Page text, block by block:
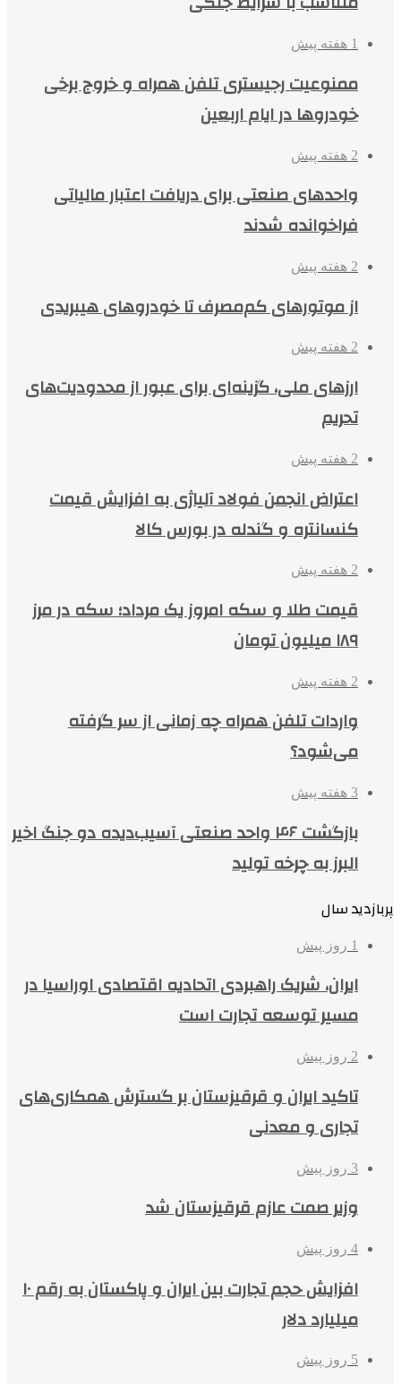
1 هفته پیش
ممنوعیت رجیستری تلفن همراه و خروج برخی
خودروها در ایام اربعین
2 هفته پیش
واحدهای صنعتی برای دریافت اعتبار مالیاتی
فراخوانده شدند
2 هفته پیش
از موتورهای کم‌مصرف تا خودروهای هیبریدی
2 هفته پیش
ارزهای ملی، گزینه‌ای برای عبور از محدودیت‌های
تحریم
2 هفته پیش
اعتراض انجمن فولاد آلیاژی به افزایش قیمت
کنسانتره و گندله در بورس کالا
2 هفته پیش
قیمت طلا و سکه امروز یک مرداد؛ سکه در مرز
۱۸۹ میلیون تومان
2 هفته پیش
واردات تلفن همراه چه زمانی از سر گرفته
می‌شود؟
3 هفته پیش
بازگشت ۴۶ واحد صنعتی آسیب‌دیده دو جنگ اخیر
البرز به چرخه تولید
پربازدید سال
1 روز پیش
ایران، شریک راهبردی اتحادیه اقتصادی اوراسیا در
مسیر توسعه تجارت است
2 روز پیش
تاکید ایران و قرقیزستان بر گسترش همکاری‌های
تجاری و معدنی
3 روز پیش
وزیر صمت عازم قرقیزستان شد
4 روز پیش
افزایش حجم تجارت بین ایران و پاکستان به رقم ۱۰
میلیارد دلار
5 روز پیش